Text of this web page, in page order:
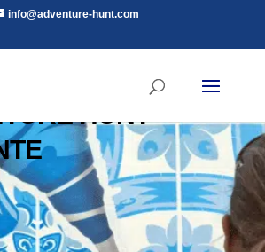
info@adventure-hunt.com
HUNT
es una nueva experiencia de
al aire libre. ¡Desafíate a ti